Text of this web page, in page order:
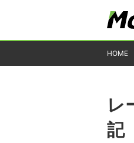
HOME
レ
記